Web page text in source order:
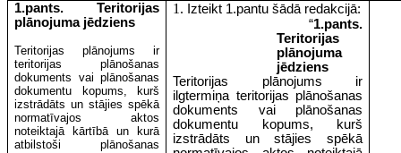
1.pants. Teritorijas
plānojuma jēdziens
Teritorijas plānojums ir
teritorijas plānošanas
dokuments vai plānošanas
dokumentu kopums, kurš
izstrādāts un stājies spēkā
normatīvajos aktos
noteiktajā kārtībā un kurā
atbilstoši plānošanas
1. Izteikt 1.pantu šādā redakcijā:
“1.pants.
Teritorijas
plānojuma
jēdziens
Teritorijas plānojums ir
ilgtermiņa teritorijas plānošanas
dokuments vai plānošanas
dokumentu kopums, kurš
izstrādāts un stājies spēkā